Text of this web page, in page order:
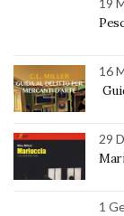
16
29
1